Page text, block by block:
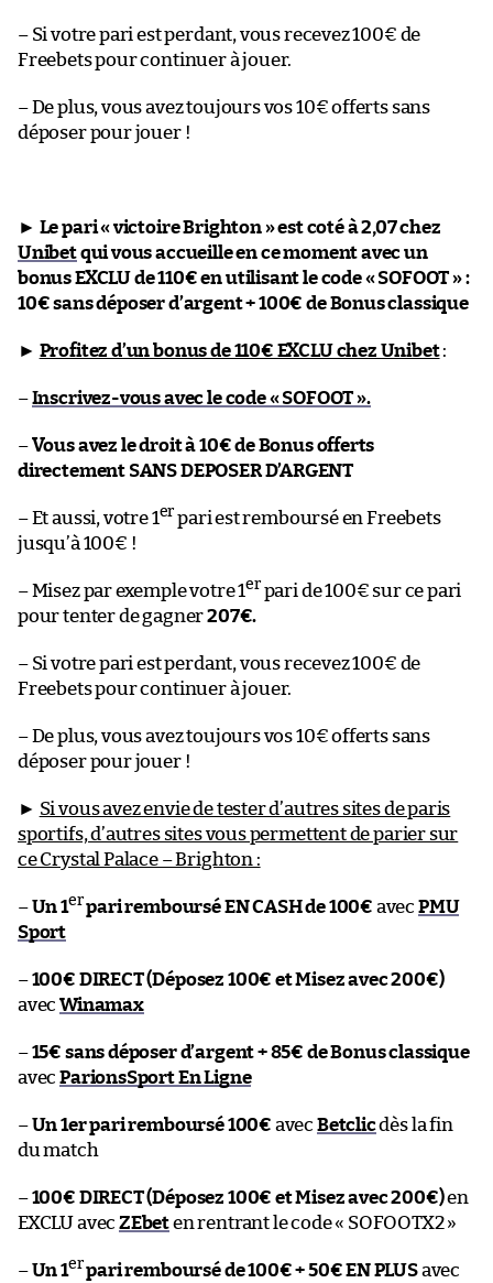
– Si votre pari est perdant, vous recevez 100€ de
Freebets pour continuer à jouer.
– De plus, vous avez toujours vos 10€ offerts sans
déposer pour jouer !
► Le pari « victoire Brighton » est coté à 2,07 chez
Unibetqui vous accueille en ce moment avec un
bonus EXCLU de 110€ en utilisant le code « SOFOOT » :
10€ sans déposer d’argent + 100€ de Bonus classique
► Profitez d’un bonus de 110€ EXCLU chez Unibet:
–Inscrivez-vous avec le code « SOFOOT ».
–Vous avez le droit à 10€ de Bonus offerts
directement SANS DEPOSER D’ARGENT
– Et aussi, votre 1er pari est remboursé en Freebets
jusqu’à 100€ !
– Misez par exemple votre 1er pari de 100€ sur ce pari
pour tenter de gagner207€.
– Si votre pari est perdant, vous recevez 100€ de
Freebets pour continuer à jouer.
– De plus, vous avez toujours vos 10€ offerts sans
déposer pour jouer !
► Si vous avez envie de tester d’autres sites de paris
sportifs, d’autres sites vous permettent de parier sur
ce Crystal Palace – Brighton :
–Un 1erpari remboursé EN CASH de 100€ avec PMU
Sport
–100€ DIRECT (Déposez 100€ et Misez avec 200€)
avecWinamax
–15€ sans déposer d’argent + 85€ de Bonus classique
avecParionsSport En Ligne
–Un 1er pari remboursé 100€ avec Betclicdès la fin
du match
–100€ DIRECT (Déposez 100€ et Misez avec 200€)en
EXCLU avecZEbeten rentrant le code « SOFOOTX2 »
–Un 1erpari remboursé de 100€ + 50€ EN PLUSavec